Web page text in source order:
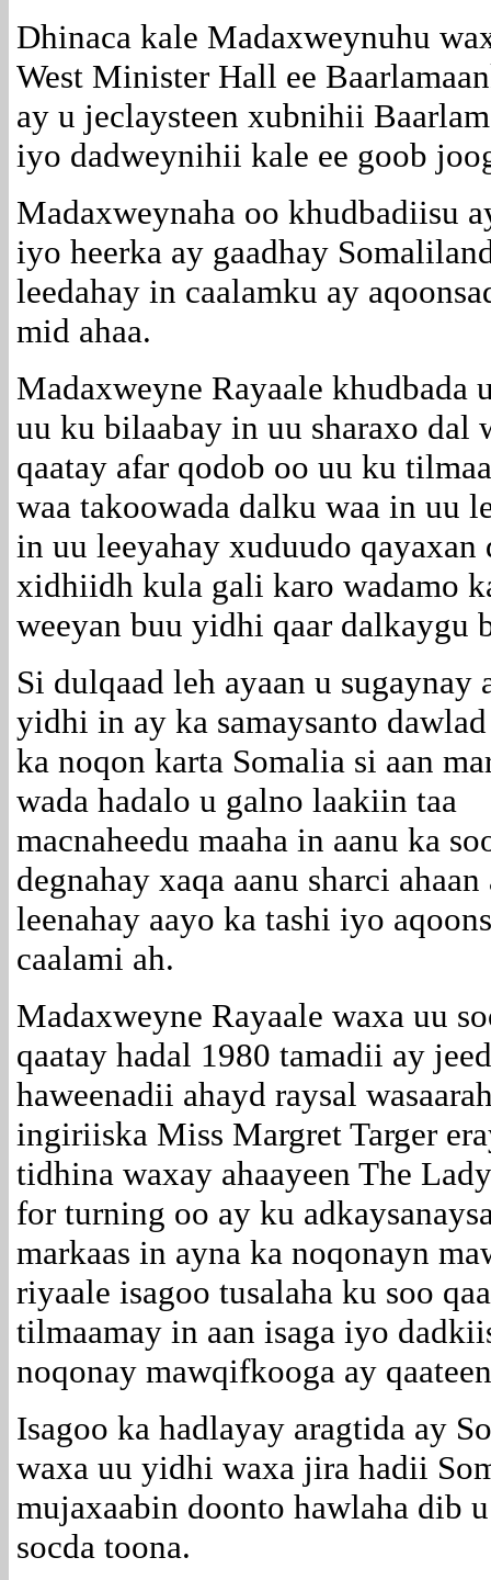
Dhinaca kale Madaxweynuhu
West Minister Hall ee
ay u jeclaysteen xubnihii
iyo dadweynihii kale ee goob
Madaxweynaha oo khudbadiisu
iyo heerka ay gaadhay
leedahay in caalamku ay
mid ahaa.
Madaxweyne Rayaale khudbada
uu ku bilaabay in uu sharaxo dal
qaatay afar qodob oo uu ku
waa takoowada dalku waa in uu
in uu leeyahay xuduudo
xidhiidh kula gali karo wadamo
weeyan buu yidhi qaar dalkaygu
Si dulqaad leh ayaan u sugaynay
yidhi in ay ka samaysanto
ka noqon karta Somalia si aan
wada hadalo u galno laakiin taa
macnaheedu maaha in aanu ka
degnahay xaqa aanu sharci ahaan
leenahay aayo ka tashi iyo
caalami ah.
Madaxweyne Rayaale waxa uu
qaatay hadal 1980 tamadii ay
haweenadii ahayd raysal
ingiriiska Miss Margret Targer
tidhina waxay ahaayeen The
for turning oo ay ku
markaas in ayna ka noqonayn
riyaale isagoo tusalaha ku soo
tilmaamay in aan isaga iyo
noqonay mawqifkooga ay
Isagoo ka hadlayay aragtida ay
waxa uu yidhi waxa jira hadii
mujaxaabin doonto hawlaha dib
socda toona.